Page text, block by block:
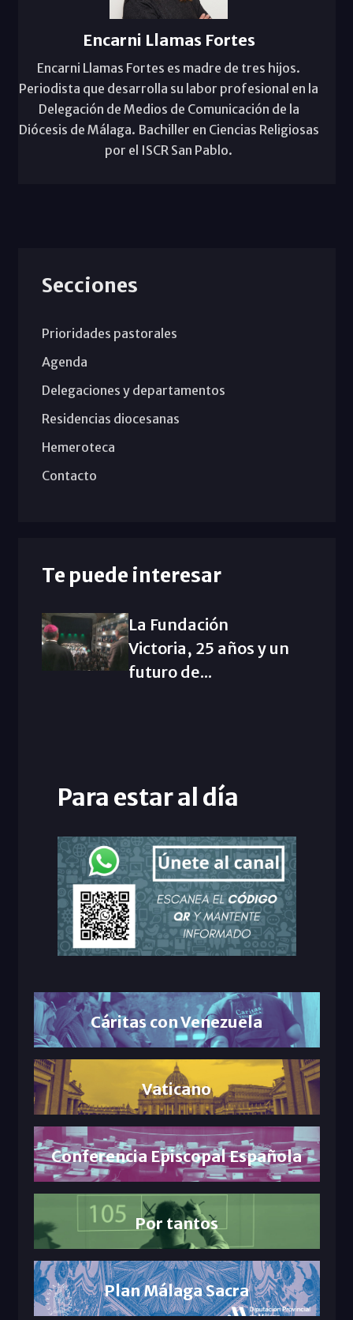
Encarni Llamas Fortes
Encarni Llamas Fortes es madre de tres hijos.
Periodista que desarrolla su labor profesional en la
Delegación de Medios de Comunicación de la
Diócesis de Málaga. Bachiller en Ciencias Religiosas
por el ISCR San Pablo.
Secciones
Prioridades pastorales
Agenda
Delegaciones y departamentos
Residencias diocesanas
Hemeroteca
Contacto
Te puede interesar
La Fundación
Victoria, 25 años y un
futuro de...
Para estar al día
Cáritas con Venezuela
Vaticano
Conferencia Episcopal Española
Por tantos
Plan Málaga Sacra